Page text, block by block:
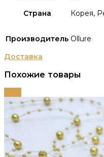
Страна
Корея,
Производитель Ollure
Доставка
Похожие товары